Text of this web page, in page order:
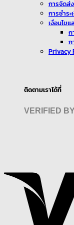
การจัดส่
การชำระ
เงื่อนไข
ก
ก
Privacy
ติดตามเราได้ที่
VERIFIED BY